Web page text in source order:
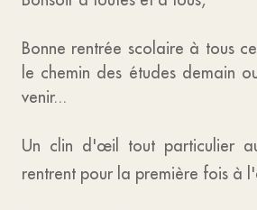
Bonne rentrée scolaire à tous
le chemin des études demain
venir...
Un clin d'œil tout particulier
rentrent pour la première fois à